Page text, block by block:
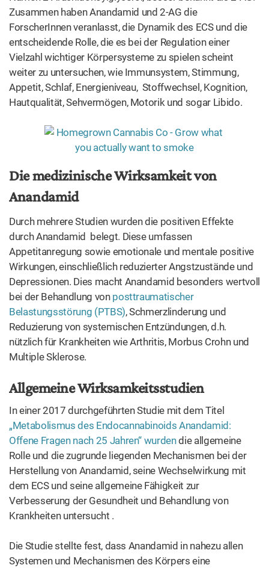
Zusammen haben Anandamid und 2-AG die
ForscherInnen veranlasst, die Dynamik des ECS und die
entscheidende Rolle, die es bei der Regulation einer
Vielzahl wichtiger Körpersysteme zu spielen scheint
weiter zu untersuchen, wie Immunsystem, Stimmung,
Appetit, Schlaf, Energieniveau, Stoffwechsel, Kognition,
Hautqualität, Sehvermögen, Motorik und sogar Libido.
Die medizinische Wirksamkeit von
Anandamid
Durch mehrere Studien wurden die positiven Effekte
durch Anandamid belegt. Diese umfassen
Appetitanregung sowie emotionale und mentale positive
Wirkungen, einschließlich reduzierter Angstzustände und
Depressionen. Dies macht Anandamid besonders wertvoll
bei der Behandlung von posttraumatischer
Belastungsstörung (PTBS), Schmerzlinderung und
Reduzierung von systemischen Entzündungen, d.h.
nützlich für Krankheiten wie Arthritis, Morbus Crohn und
Multiple Sklerose.
Allgemeine Wirksamkeitsstudien
In einer 2017 durchgeführten Studie mit dem Titel
„Metabolismus des Endocannabinoids Anandamid:
Offene Fragen nach 25 Jahren“ wurdendie allgemeine
Rolle und die zugrunde liegenden Mechanismen bei der
Herstellung von Anandamid, seine Wechselwirkung mit
dem ECS und seine allgemeine Fähigkeit zur
Verbesserung der Gesundheit und Behandlung von
Krankheiten untersucht .
Die Studie stellte fest, dass Anandamid in nahezu allen
Systemen und Mechanismen des Körpers eine